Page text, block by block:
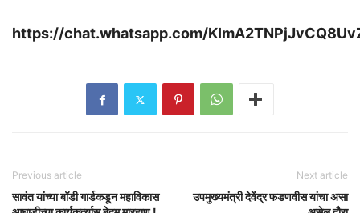
https://chat.whatsapp.com/
Previous article
सावंत यांच्या बॉडी गार्डकडून महाविकास
Next article
उपमुख्यमंत्री देवेंद्र फडणवीस यांचा असा